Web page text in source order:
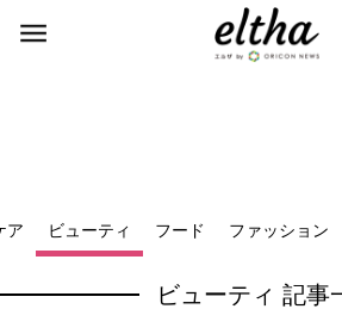
ア ビューティ フード ファッション
ビューティ 記事